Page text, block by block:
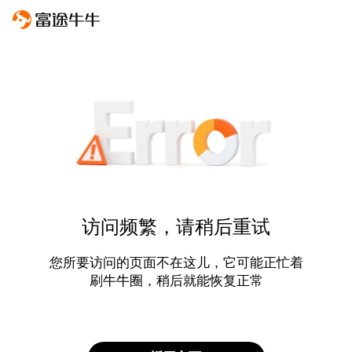
访问频繁，请稍后重试
您所要访问的页面不在这儿，它可能正忙着
刷牛牛圈，稍后就能恢复正常